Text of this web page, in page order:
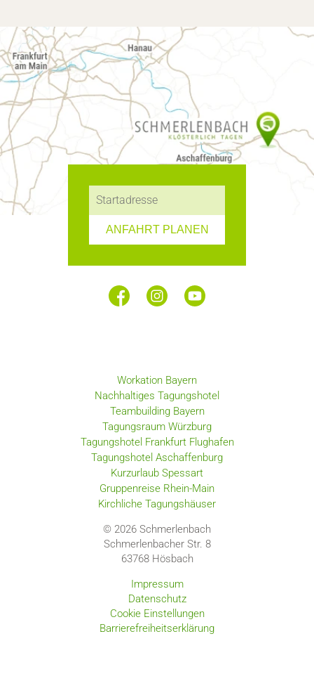
ANFAHRT PLANEN
Workation Bayern
Nachhaltiges Tagungshotel
Teambuilding Bayern
Tagungsraum Würzburg
Tagungshotel Frankfurt Flughafen
Tagungshotel Aschaffenburg
Kurzurlaub Spessart
Gruppenreise Rhein-Main
Kirchliche Tagungshäuser
© 2026 Schmerlenbach
Schmerlenbacher Str. 8
63768Hösbach
Impressum
Datenschutz
Cookie Einstellungen
Barrierefreiheitserklärung